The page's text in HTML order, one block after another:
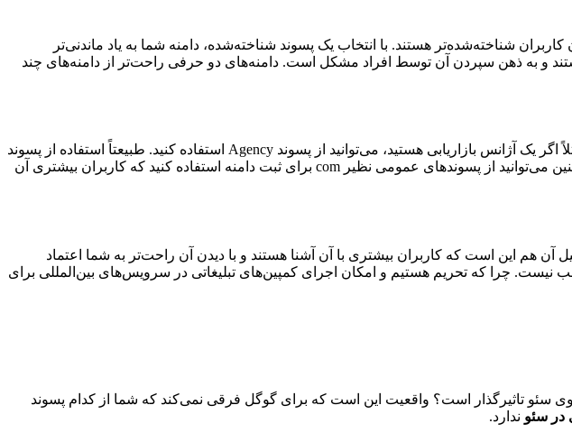
شناخته‌شده‌تر هستند. با انتخاب یک پسوند شناخته‌شده، دامنه شما به یاد ماندنی‌تر
و به ذهن سپردن آن توسط افراد مشکل است. دامنه‌های دو حرفی راحت‌تر از دامنه‌های چند
دومین نکته در مورد انتخاب پسوند دامنه این است که پسوند خود را بر اساس نوع کسب‌وکارتان انتخاب کنید. مثلاً اگر یک آژانس بازاریابی هستید، می‌توانید از پسوند Agency استفاده کنید. طبیعتاً استفاده از پسوند
car برای یک آژانس بازاریابی درست نیست؛ بنابراین پسوندی انتخاب کنید که حوزه کاری شما را نشان دهد. همچنین می‌توانید از پسوندهای عمومی نظیر com برای ثبت دامنه استفاده کنید که کاربران بیشتری آن
آن هم این است که کاربران بیشتری با آن آشنا هستند و با دیدن آن راحت‌تر به شما اعتماد
نیست. چرا که تحریم هستیم و امکان اجرای کمپین‌های تبلیغاتی در سرویس‌های بین‌المللی برای
سئو تاثیرگذار است؟ واقعیت این است که برای گوگل فرقی نمی‌کند که شما از کدام پسوند
ندارد.